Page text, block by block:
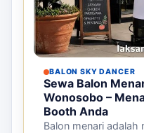
BALON SKY DANCER
Sewa Balon
Wonosobo –
Booth Anda
Balon menari